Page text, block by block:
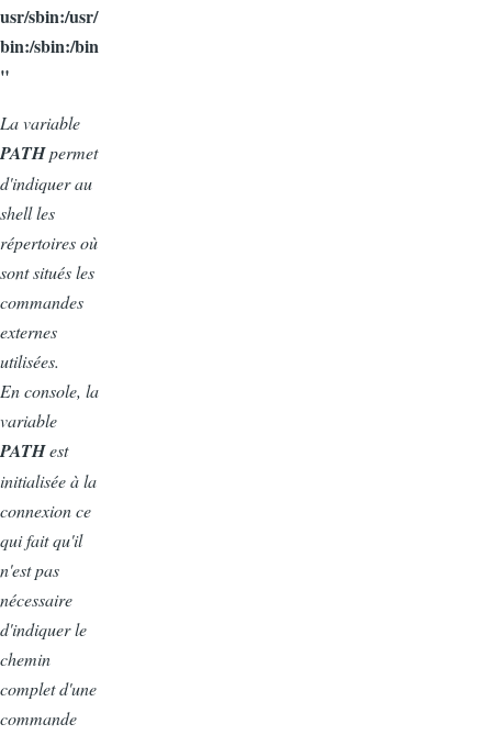
usr/sbin:/usr/
bin:/sbin:/bin
"
La variable
PATHpermet
d'indiquer au
shell les
répertoires où
sont situés les
commandes
externes
utilisées.
En console, la
variable
PATHest
initialisée à la
connexion ce
qui fait qu'il
n'est pas
nécessaire
d'indiquer le
chemin
complet d'une
commande